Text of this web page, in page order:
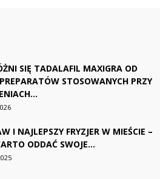
SIĘ TADALAFIL MAXIGRA OD
STOSOWANYCH PRZY
I NAJLEPSZY FRYZJER W MIEŚCIE –
ODDAĆ SWOJE...